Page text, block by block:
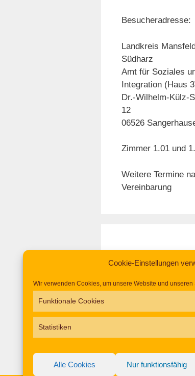
Cookie-Einstellungen
Wir verwenden Cookies, um unsere Website und
Funktionale Cookies
Statistiken
Alle Cookies Nur funktionsfähig
Besucheradresse:
Landkreis
Südharz
Amt für Soziales
Integration (Haus
Dr.-Wilhelm-Külz-
12
06526
Zimmer 1.01 und
Weitere Termine
Vereinbarung